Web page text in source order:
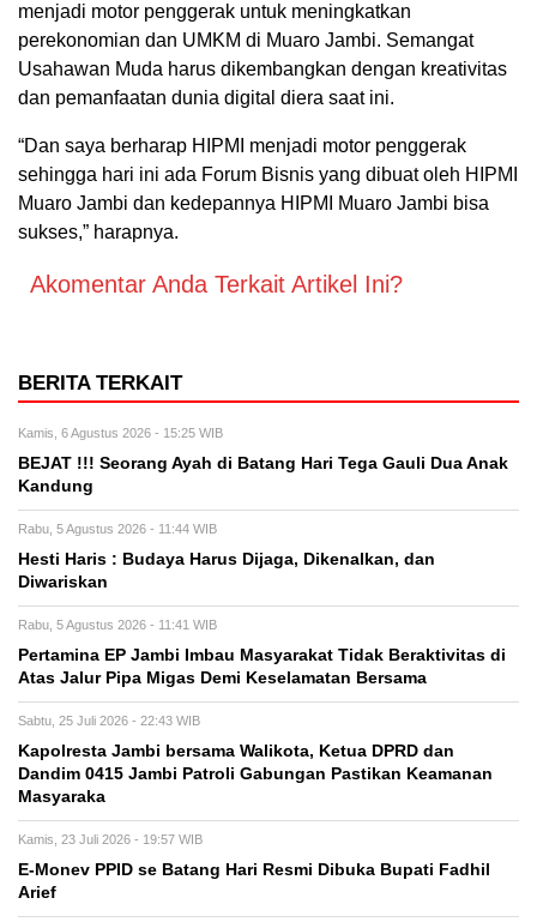
menjadi motor penggerak untuk meningkatkan
perekonomian dan UMKM di Muaro Jambi. Semangat
Usahawan Muda harus dikembangkan dengan kreativitas
dan pemanfaatan dunia digital diera saat ini.
“Dan saya berharap HIPMI menjadi motor penggerak
sehingga hari ini ada Forum Bisnis yang dibuat oleh HIPMI
Muaro Jambi dan kedepannya HIPMI Muaro Jambi bisa
sukses,” harapnya.
Akomentar Anda Terkait Artikel Ini?
BERITA TERKAIT
Kamis, 6 Agustus 2026 - 15:25 WIB
BEJAT !!! Seorang Ayah di Batang Hari Tega Gauli Dua Anak
Kandung
Rabu, 5 Agustus 2026 - 11:44 WIB
Hesti Haris : Budaya Harus Dijaga, Dikenalkan, dan
Diwariskan
Rabu, 5 Agustus 2026 - 11:41 WIB
Pertamina EP Jambi Imbau Masyarakat Tidak Beraktivitas di
Atas Jalur Pipa Migas Demi Keselamatan Bersama
Sabtu, 25 Juli 2026 - 22:43 WIB
Kapolresta Jambi bersama Walikota, Ketua DPRD dan
Dandim 0415 Jambi Patroli Gabungan Pastikan Keamanan
Masyaraka
Kamis, 23 Juli 2026 - 19:57 WIB
E-Monev PPID se Batang Hari Resmi Dibuka Bupati Fadhil
Arief